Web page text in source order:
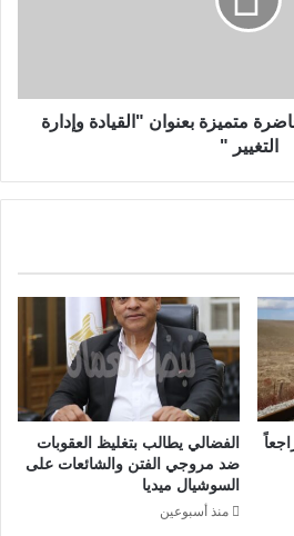
متميزة بعنوان "القيادة وإدارة
التغيير "
الفضالي يطالب بتغليظ العقوبات
ضد مروجي الفتن والشائعات على
السوشيال ميديا
منذ أسبوعين